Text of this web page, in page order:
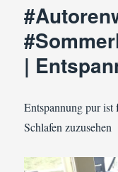
24
Mein
|
Entspannung pur
Schlafen zuzusehen